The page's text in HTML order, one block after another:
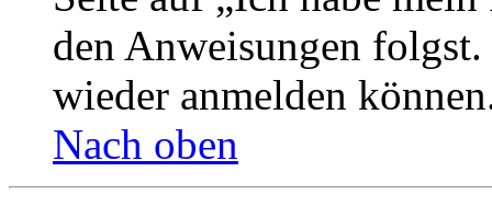
den Anweisungen
wieder anmelden
Nach oben